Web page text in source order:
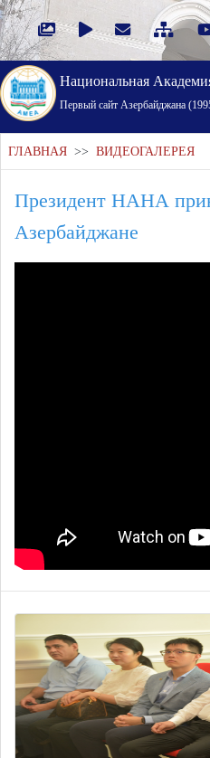
Национальная
Первый cайт Азербайджана
ГЛАВНАЯ >> ВИДЕОГАЛЕРЕЯ
Президент НАНА
Азербайджане